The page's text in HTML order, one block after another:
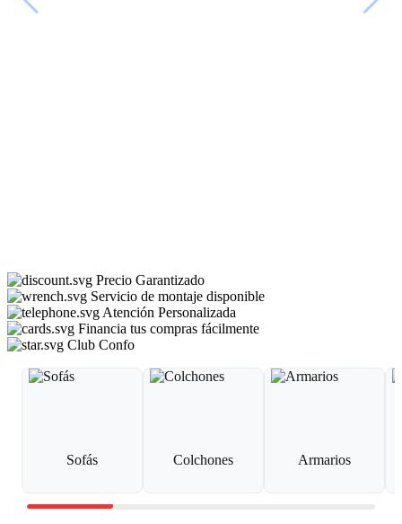
Precio Garantizado
Servicio de montaje disponible
Atención Personalizada
Financia tus compras fácilmente
Club Confo
Sofás Colchones Armarios